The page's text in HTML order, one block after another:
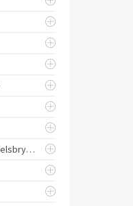
Läckageskydd och Vattenfelsbrytare